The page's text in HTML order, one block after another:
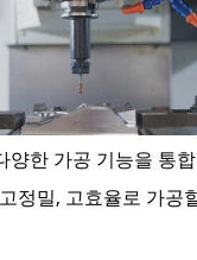
한 가공 기능을 통
정밀, 고효율로 가공